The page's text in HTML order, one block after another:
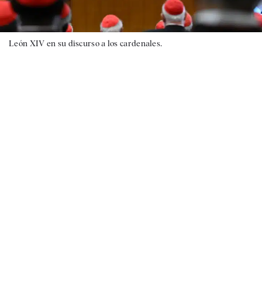
León XIV en su discurso a los cardenales.